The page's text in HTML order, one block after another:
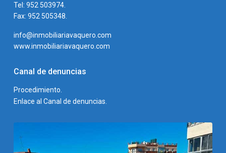
Tel: 952 503974.
Fax: 952 505348.
info@inmobiliariavaquero.com
www.inmobiliariavaquero.com
Canal de denuncias
Procedimiento.
Enlace al Canal de denuncias.